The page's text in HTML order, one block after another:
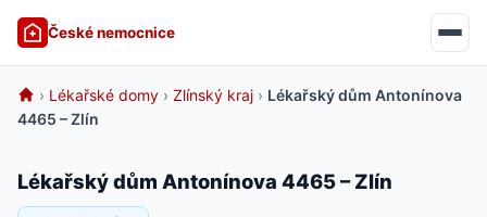
České nemocnice
› Lékařské domy › Zlínský kraj › Lékařský dům Antonínova
4465 – Zlín
Lékařský dům Antonínova 4465 – Zlín